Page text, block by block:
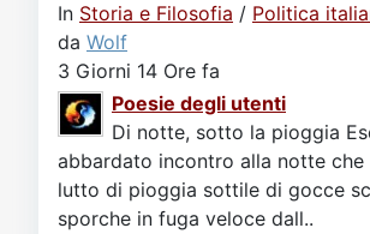
In Storia e Filosofia / Politica
da Wolf
3 Giorni 14 Ore fa
Poesie degli utenti
Di notte, sotto la pioggia
abbardato incontro alla notte che
lutto di pioggia sottile di gocce
sporche in fuga veloce dall..